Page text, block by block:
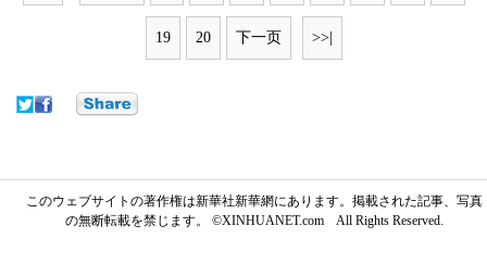
19 20 下一页 >>|
このウェブサイトの著作権は新華社新華網にあります。掲載された記事、写真
の無断転載を禁じます。 ©XINHUANET.com All Rights Reserved.